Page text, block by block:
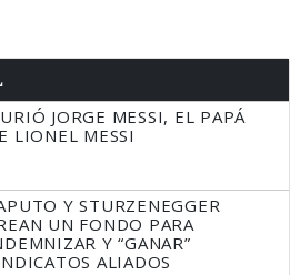
JORGE MESSI, EL PAPÁ
LIONEL MESSI
Y STURZENEGGER
UN FONDO PARA
Y “GANAR”
ALIADOS